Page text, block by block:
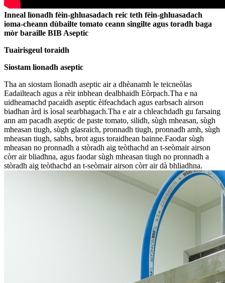
Inneal lìonadh fèin-ghluasadach reic teth fèin-ghluasadach
ioma-cheann dùbailte tomato ceann singilte agus toradh baga
mòr baraille BIB Aseptic
Tuairisgeul toraidh
Siostam lìonadh aseptic
Tha an siostam lìonadh aseptic air a dhèanamh le teicneòlas
Eadailteach agus a rèir inbhean dealbhaidh Eòrpach.Tha e na
uidheamachd pacaidh aseptic èifeachdach agus earbsach airson
biadhan àrd is ìosal searbhagach.Tha e air a chleachdadh gu farsaing
ann am pacadh aseptic de paste tomato, silidh, sùgh mheasan, sùgh
mheasan tiugh, sùgh glasraich, pronnadh tiugh, pronnadh amh, sùgh
mheasan tiugh, sabhs, brot agus toraidhean bainne.Faodar sùgh
mheasan no pronnadh a stòradh aig teòthachd an t-seòmair airson
còrr air bliadhna, agus faodar sùgh mheasan tiugh no pronnadh a
stòradh aig teòthachd an t-seòmair airson còrr air dà bhliadhna.